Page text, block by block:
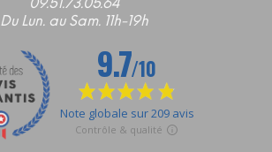
09.51.73.05.64
Du Lun. au Sam. 11h-19h